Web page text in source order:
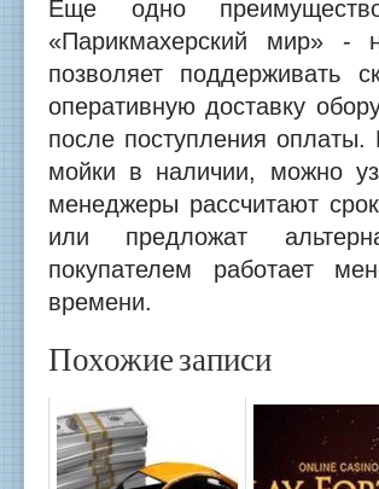
Еще одно
«Парикмахерский мир» -
позволяет поддерживать
оперативную доставку
после поступления
мойки в наличии, можно
менеджеры рассчитают
или предложат
покупателем работает
времени.
Похожие записи